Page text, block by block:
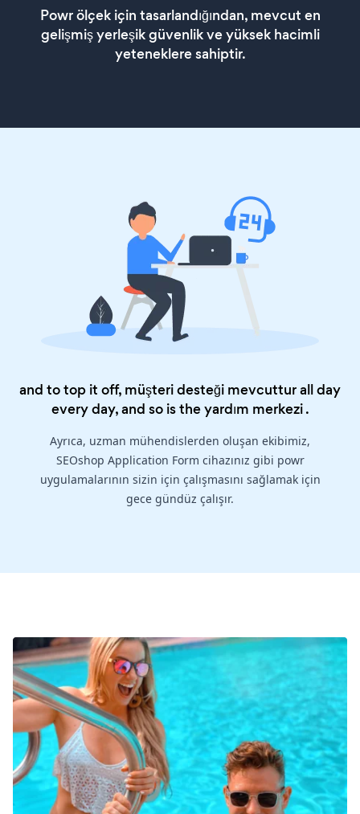
Powr ölçek için tasarlandığından, mevcut en
gelişmiş yerleşik güvenlik ve yüksek hacimli
yeteneklere sahiptir.
and to top it off, müşteri desteği mevcuttur all day
every day, and so is theyardım merkezi.
Ayrıca, uzman mühendislerden oluşan ekibimiz,
SEOshop Application Form cihazınız gibi powr
uygulamalarının sizin için çalışmasını sağlamak için
gece gündüz çalışır.